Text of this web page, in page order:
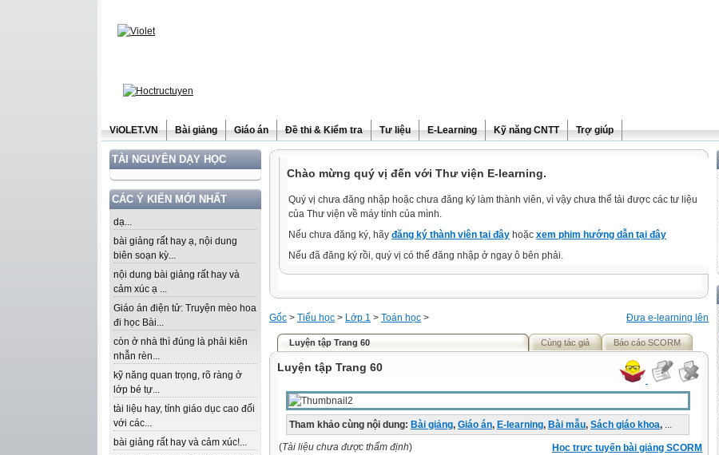
ViOLET.VN Bài giảng Giáo án Đề thi & Kiểm tra Tư liệu E-Learning Kỹ năng CNTT Trợ giúp
TÀI NGUYÊN DẠY HỌC
CÁC Ý KIẾN MỚI NHẤT
dạ...
bài giảng rất hay ạ, nội dung
biên soạn kỳ...
nội dung bài giảng rất hay và
cảm xúc ạ ...
Giáo án điện tử: Truyện mèo hoa
đi học Bài...
còn ở nhà thì đúng là phải kiên
nhẫn rèn...
kỹ năng quan trọng, rõ ràng ở
lớp bé tự...
tài liệu hay, tính giáo dục cao đối
với các...
bài giảng rất hay và cảm xúc!...
Chào mừng quý vị đến với Thư viện E-learning.
Quý vị chưa đăng nhập hoặc chưa đăng ký làm thành viên, vì vậy chưa thể tải được các tư liệu
của Thư viện về máy tính của mình.
Nếu chưa đăng ký, hãy đăng ký thành viên tại đây hoặc xem phim hướng dẫn tại đây
Nếu đã đăng ký rồi, quý vị có thể đăng nhập ở ngay ô bên phải.
Đưa e-learning lên
Gốc > Tiểu học > Lớp 1 > Toán học >
Luyện tập Trang 60 Cùng tác giả Báo cáo SCORM
Luyện tập Trang 60
Tham khảo cùng nội dung: Bài giảng, Giáo án, E-learning, Bài mẫu, Sách giáo khoa, ...
Học trực tuyến bài giảng SCORM
(Tài liệu chưa được thẩm định)